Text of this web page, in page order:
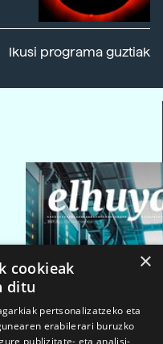
Ikusi programa guztiak
×
cookieak
ditu
pertsonalizatzeko eta
erabilerari buruzko
publizitate- eta analisi-